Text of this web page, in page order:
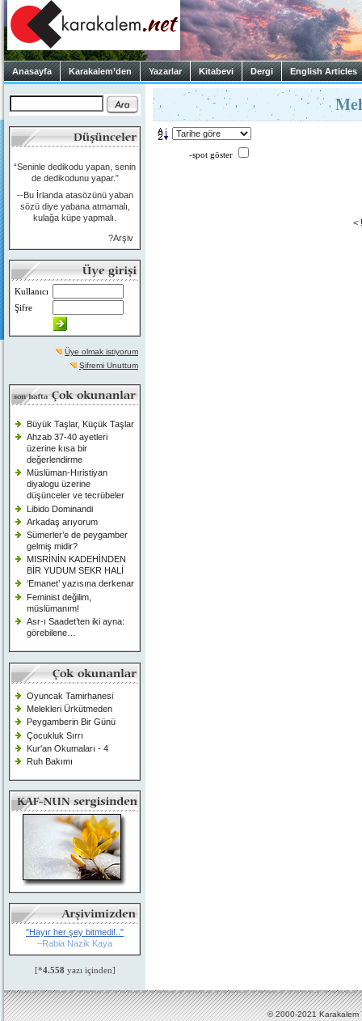
Anasayfa Karakalem’den Yazarlar Kitabevi Dergi English Articles
“Seninle dedikodu yapan, senin
de dedikodunu yapar.”
--Bu İrlanda atasözünü yaban
sözü diye yabana atmamalı,
kulağa küpe yapmalı.
?Arşiv
Kullanıcı
Şifre
Üye olmak istiyorum
Şifremi Unuttum
Büyük Taşlar, Küçük Taşlar
Ahzab 37-40 ayetleri
üzerine kısa bir
değerlendirme
Müslüman-Hıristiyan
diyalogu üzerine
düşünceler ve tecrübeler
Libido Dominandi
Arkadaş arıyorum
Sümerler’e de peygamber
gelmiş midir?
MISRİNİN KADEHİNDEN
BİR YUDUM SEKR HALİ
‘Emanet’ yazısına derkenar
Feminist değilim,
müslümanım!
Asr-ı Saadet’ten iki ayna:
görebilene…
Oyuncak Tamirhanesi
Melekleri Ürkütmeden
Peygamberin Bir Günü
Çocukluk Sırrı
Kur'an Okumaları - 4
Ruh Bakımı
"Hayır her şey bitmedi!.."
–Rabia Nazik Kaya
[*4.558 yazı içinden]
-spot göster
<
© 2000-2021 Karakalem